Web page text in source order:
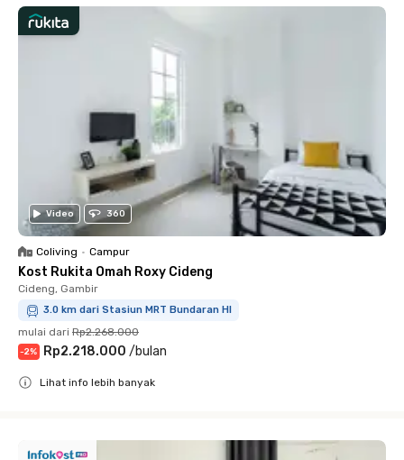
Video 360
Coliving • Campur
Kost Rukita Omah Roxy Cideng
Cideng, Gambir
3.0 km dari Stasiun MRT Bundaran HI
mulai dari Rp2.268.000
-2% Rp2.218.000 /bulan
Lihat info lebih banyak